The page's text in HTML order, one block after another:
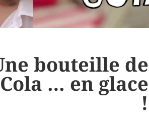
bouteille de
… en glace
!